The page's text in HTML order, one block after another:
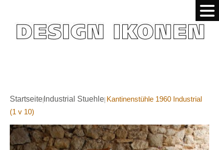
Startseite Industrial Stuehle Kantinenstühle 1960 Industrial
(1 v 10)